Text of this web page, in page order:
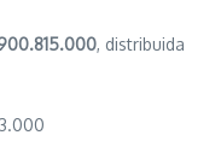
, distribuida